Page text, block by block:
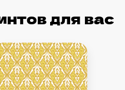
для вас